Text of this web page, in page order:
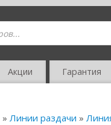
Акции Гарантия
» Линии раздачи »